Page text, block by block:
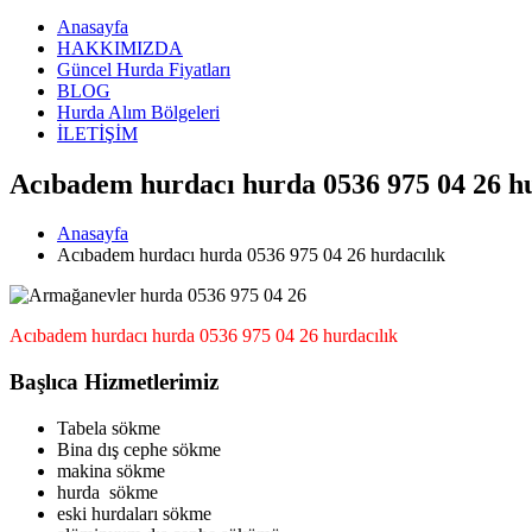
Anasayfa
HAKKIMIZDA
Güncel Hurda Fiyatları
BLOG
Hurda Alım Bölgeleri
İLETİŞİM
Acıbadem hurdacı hurda 0536 975 04 26
Anasayfa
Acıbadem hurdacı hurda 0536 975 04 26 hurdacılık
Acıbadem hurdacı hurda 0536 975 04 26 hurdacılık
Başlıca Hizmetlerimiz
Tabela sökme
Bina dış cephe sökme
makina sökme
hurda sökme
eski hurdaları sökme